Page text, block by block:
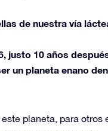
de nuestra vía
justo 10 años
un planeta enano
planeta, para otros